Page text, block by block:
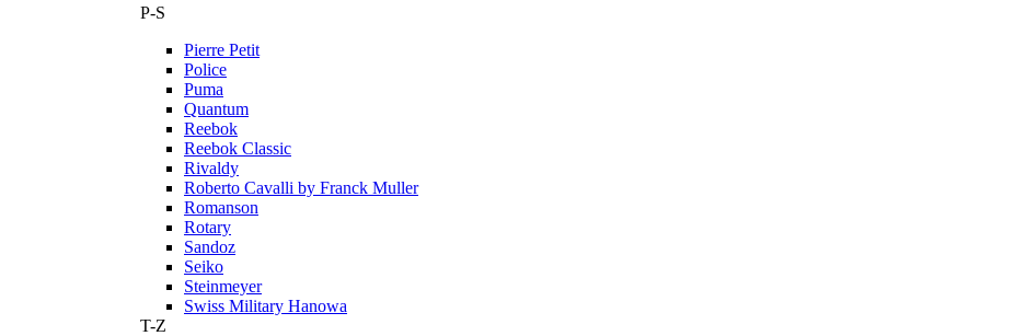
P-S
Pierre Petit
Police
Puma
Quantum
Reebok
Reebok Classic
Rivaldy
Roberto Cavalli by Franck Muller
Romanson
Rotary
Sandoz
Seiko
Steinmeyer
Swiss Military Hanowa
T-Z